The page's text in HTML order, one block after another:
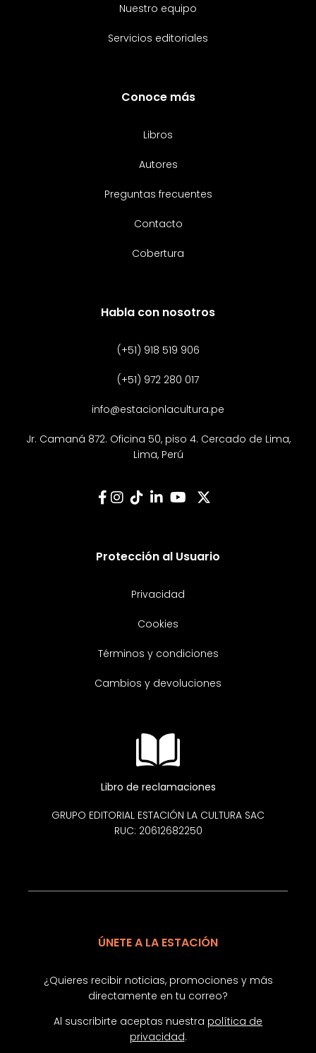
Nuestro equipo
Servicios editoriales
Conoce más
Libros
Autores
Preguntas frecuentes
Contacto
Cobertura
Habla con nosotros
(+51) 918 519 906
(+51) 972 280 017
info@estacionlacultura.pe
Jr. Camaná 872. Oficina 50, piso 4. Cercado de Lima,
Lima, Perú
Protección al Usuario
Privacidad
Cookies
Términos y condiciones
Cambios y devoluciones
Libro de reclamaciones
GRUPO EDITORIAL ESTACIÓN LA CULTURA SAC
RUC: 20612682250
ÚNETE A LA ESTACIÓN
¿Quieres recibir noticias, promociones y más
directamente en tu correo?
Al suscribirte aceptas nuestra política de
privacidad.